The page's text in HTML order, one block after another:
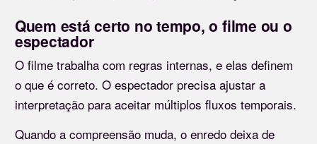
Quem está certo no tempo, o filme ou o
espectador
O filme trabalha com regras internas, e elas definem
o que é correto. O espectador precisa ajustar a
interpretação para aceitar múltiplos fluxos temporais.
Quando a compreensão muda, o enredo deixa de